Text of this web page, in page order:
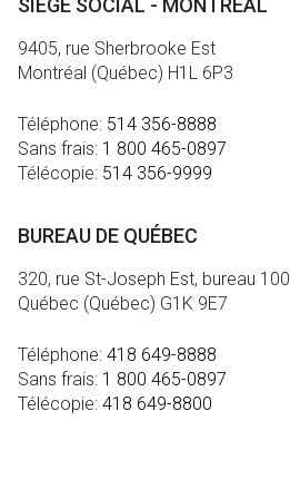
SIÈGE SOCIAL - MONTRÉAL
9405, rue Sherbrooke Est
Montréal (Québec) H1L 6P3
Téléphone: 514 356-8888
Sans frais: 1 800 465-0897
Télécopie: 514 356-9999
BUREAU DE QUÉBEC
320, rue St-Joseph Est, bureau 100
Québec (Québec) G1K 9E7
Téléphone: 418 649-8888
Sans frais: 1 800 465-0897
Télécopie: 418 649-8800